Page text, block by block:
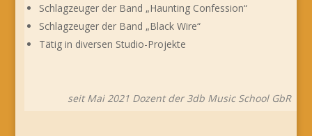
Schlagzeuger der Band „Haunting Confession“
Schlagzeuger der Band „Black Wire“
Tätig in diversen Studio-Projekte
seit Mai 2021 Dozent der 3db Music School GbR